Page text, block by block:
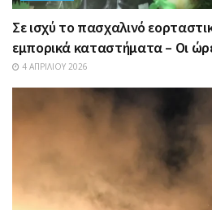
Σε ισχύ το πασχαλινό
εμπορικά καταστήματα – Οι
4 ΑΠΡΙΛΊΟΥ 2026